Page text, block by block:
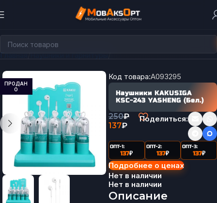
Главная Наушники и гарнитуры Проводные наушники
ПРОДАН
О
Код товара:A093295
Наушники KAKUSIGA
KSC-243 YASHENG (Бел.)
250₽
137₽
Поделиться:
ОПТ-1:
137₽
ОПТ-2:
137₽
ОПТ-3:
137₽
Подробнее о ценах
Нет в наличии
Нет в наличии
Описание